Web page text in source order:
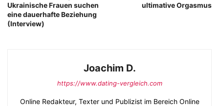
Ukrainische Frauen suchen
eine dauerhafte Beziehung
(Interview)
ultimative Orgasmus
Joachim D.
https://www.dating-vergleich.com
Online Redakteur, Texter und Publizist im Bereich Online